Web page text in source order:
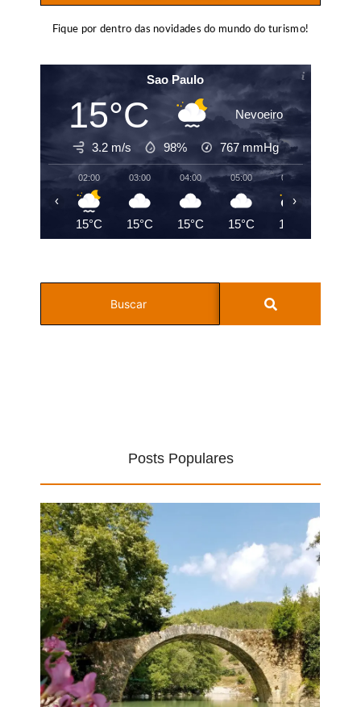
Fique por dentro das novidades do mundo do turismo!
Sao Paulo
15°C Nevoeiro
3.2 m/s 98% 767 mmHg
02:00
15°C
03:00
15°C
04:00
15°C
05:00
15°C
06:00
15°C
‹ ›
Posts Populares